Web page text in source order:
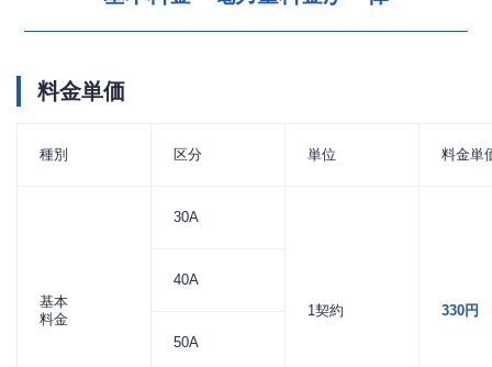
料金単価
種別 区分 単位 料金単
基本
料金
30A
1契約 330円
40A
50A